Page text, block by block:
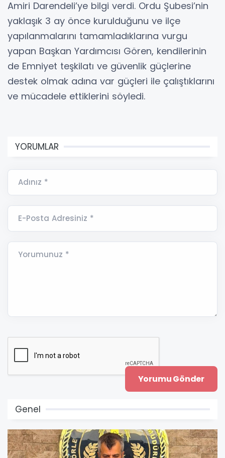
Amiri Darendeli’ye bilgi verdi. Ordu Şubesi’nin
yaklaşık 3 ay önce kurulduğunu ve ilçe
yapılanmalarını tamamladıklarına vurgu
yapan Başkan Yardımcısı Gören, kendilerinin
de Emniyet teşkilatı ve güvenlik güçlerine
destek olmak adına var güçleri ile çalıştıklarını
ve mücadele ettiklerini söyledi.
YORUMLAR
Adınız *
E-Posta Adresiniz *
Yorumunuz *
Genel